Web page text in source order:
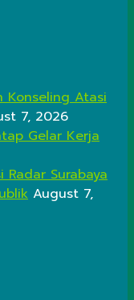
Konseling Atasi
7, 2026
Gelar Kerja
Radar Surabaya
August 7,